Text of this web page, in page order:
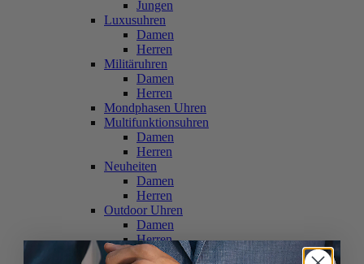
Jungen
Luxusuhren
Damen
Herren
Militäruhren
Damen
Herren
Mondphasen Uhren
Multifunktionsuhren
Damen
Herren
Neuheiten
Damen
Herren
Outdoor Uhren
Damen
Herren
Schweizer Uhren